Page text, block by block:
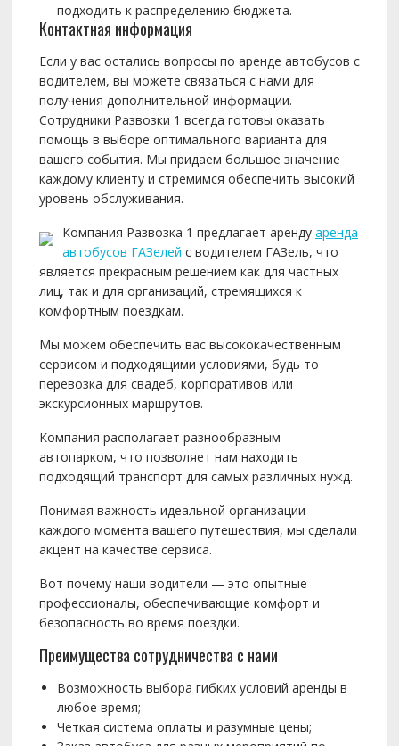
подходить к распределению бюджета.
Контактная информация
Если у вас остались вопросы по аренде автобусов с
водителем, вы можете связаться с нами для
получения дополнительной информации.
Сотрудники Развозки 1 всегда готовы оказать
помощь в выборе оптимального варианта для
вашего события. Мы придаем большое значение
каждому клиенту и стремимся обеспечить высокий
уровень обслуживания.
Компания Развозка 1 предлагает аренду аренда
автобусов ГАЗелей с водителем ГАЗель, что
является прекрасным решением как для частных
лиц, так и для организаций, стремящихся к
комфортным поездкам.
Мы можем обеспечить вас высококачественным
сервисом и подходящими условиями, будь то
перевозка для свадеб, корпоративов или
экскурсионных маршрутов.
Компания располагает разнообразным
автопарком, что позволяет нам находить
подходящий транспорт для самых различных нужд.
Понимая важность идеальной организации
каждого момента вашего путешествия, мы сделали
акцент на качестве сервиса.
Вот почему наши водители — это опытные
профессионалы, обеспечивающие комфорт и
безопасность во время поездки.
Преимущества сотрудничества с нами
Возможность выбора гибких условий аренды в
любое время;
Четкая система оплаты и разумные цены;